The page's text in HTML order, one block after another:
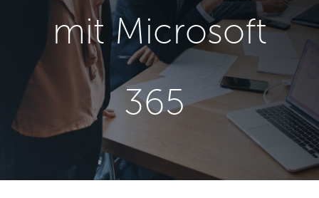
mit Microsoft
365